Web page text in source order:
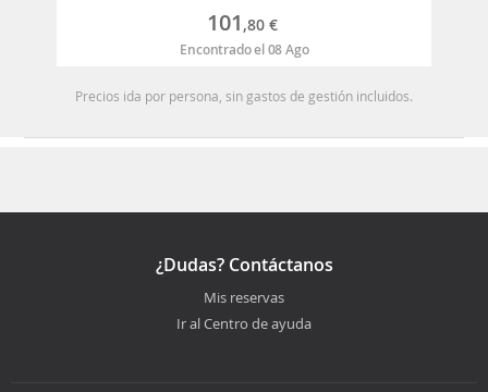
101 ,80 €
Encontrado el 08 Ago
Precios ida por persona, sin gastos de gestión incluidos.
¿Dudas? Contáctanos
Mis reservas
Ir al Centro de ayuda